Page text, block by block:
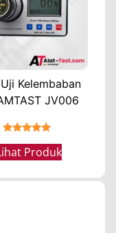
Kelembaban
JV006
Produk